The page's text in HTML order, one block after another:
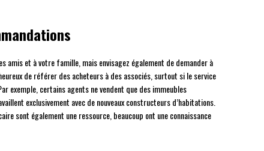
amis et à votre famille, mais envisagez également de demander à
de référer des acheteurs à des associés, surtout si le service
exemple, certains agents ne vendent que des immeubles
exclusivement avec de nouveaux constructeurs d’habitations.
sont également une ressource, beaucoup ont une connaissance